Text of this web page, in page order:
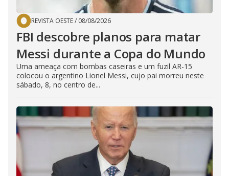
REVISTA OESTE/ 08/08/2026
FBI descobre planos para matar
Messi durante a Copa do Mundo
Uma ameaça com bombas caseiras e um fuzil AR-15
colocou o argentino Lionel Messi, cujo pai morreu neste
sábado, 8, no centro de...